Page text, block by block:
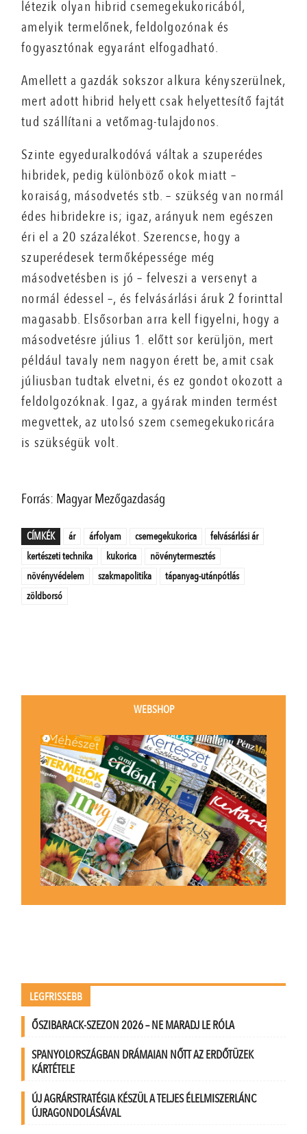
létezik olyan hibrid csemegekukoricából,
amelyik termelőnek, feldolgozónak és
fogyasztónak egyaránt elfogadható.
Amellett a gazdák sokszor alkura kényszerülnek,
mert adott hibrid helyett csak helyettesítő fajtát
tud szállítani a vetőmag-tulajdonos.
Szinte egyeduralkodóvá váltak a szuperédes
hibridek, pedig különböző okok miatt –
koraiság, másodvetés stb. – szükség van normál
édes hibridekre is; igaz, arányuk nem egészen
éri el a 20 százalékot. Szerencse, hogy a
szuperédesek termőképessége még
másodvetésben is jó – felveszi a versenyt a
normál édessel –, és felvásárlási áruk 2 forinttal
magasabb. Elsősorban arra kell figyelni, hogy a
másodvetésre július 1. előtt sor kerüljön, mert
például tavaly nem nagyon érett be, amit csak
júliusban tudtak elvetni, és ez gondot okozott a
feldolgozóknak. Igaz, a gyárak minden termést
megvettek, az utolsó szem csemegekukoricára
is szükségük volt.
Forrás: Magyar Mezőgazdaság
CÍMKÉK ár árfolyam csemegekukorica
felvásárlási ár
kertészeti technika
kukorica
növénytermesztés
növényvédelem
szakmapolitika
tápanyag-utánpótlás
zöldborsó
WEBSHOP
LEGFRISSEBB
ŐSZIBARACK-SZEZON 2026 – NE MARADJ LE RÓLA
SPANYOLORSZÁGBAN DRÁMAIAN NŐTT AZ ERDŐTÜZEK
KÁRTÉTELE
ÚJ AGRÁRSTRATÉGIA KÉSZÜL A TELJES ÉLELMISZERLÁNC
ÚJRAGONDOLÁSÁVAL